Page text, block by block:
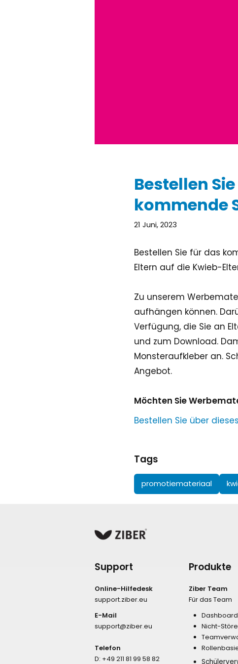
Bestellen
kommende
21 Juni, 2023
Bestellen Sie für das
Eltern auf die Kwieb-
Zu unserem
aufhängen können.
Verfügung, die Sie an
und zum Download.
Monsteraufkleber an.
Angebot.
Möchten Sie
Bestellen Sie über
Tags
promotiemateriaal
Support
Online-Hilfedesk
support.ziber.eu
E-Mail
support@ziber.eu
Telefon
D: +49 211 81 99 58 82
Produkte
Ziber Team
Für das Team
Dashboard
Nicht-